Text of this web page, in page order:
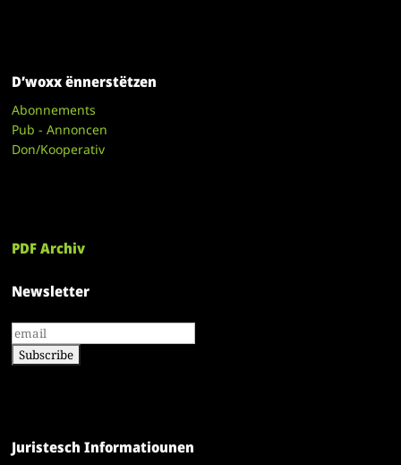
D’woxx ënnerstëtzen
Abonnements
Pub - Annoncen
Don/Kooperativ
PDF Archiv
Newsletter
Juristesch Informatiounen